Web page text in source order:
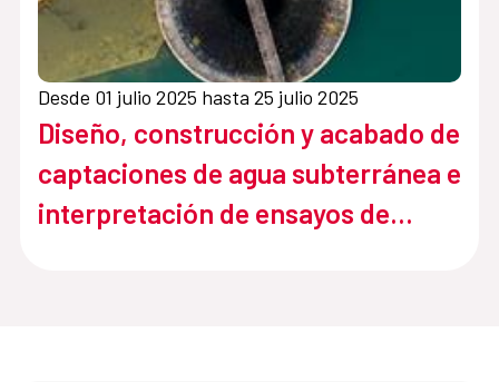
Desde 01 julio 2025 hasta 25 julio 2025
Diseño, construcción y acabado de
captaciones de agua subterránea e
interpretación de ensayos de